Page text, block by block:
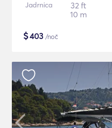
Jadrnica
32 ft
10 m
$403 /noč